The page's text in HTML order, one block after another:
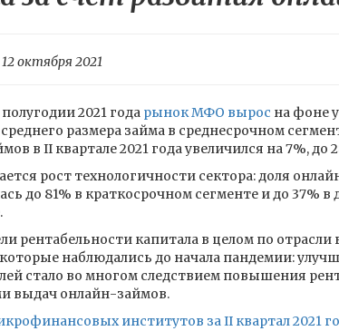
12 октября 2021
2021 года рынок МФО вырос на фоне
размера займа в среднесрочном
в II квартале 2021 года увеличился на 7%, до
рост технологичности сектора: доля
до 81% в краткосрочном сегменте и до 37% в
рентабельности капитала в целом по отрасли
наблюдались до начала пандемии:
стало во многом следствием повышения
выдач онлайн-займов.
институтов за II квартал 2021